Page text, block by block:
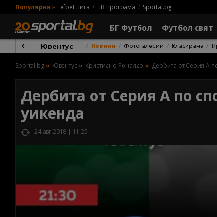
Популярни » efbet Лига ТВ Програма Sportal.bg
БГ Футбол Футбол свят
Ювентус Новини Фотогалерии Класиране
Sportal.bg Ювентус Кристиано Роналдо Дербита от Серия А
Дербита от Серия А по
уикенда
24 авг 2018 | 11:25